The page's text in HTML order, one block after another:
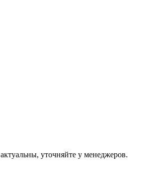
уточняйте у менеджеров.